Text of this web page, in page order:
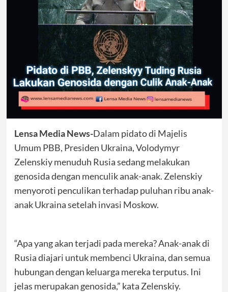
Lensa Media News-Dalam pidato di Majelis
Umum PBB, Presiden Ukraina, Volodymyr
Zelenskiy menuduh Rusia sedang melakukan
genosida dengan menculik anak-anak. Zelenskiy
menyoroti penculikan terhadap puluhan ribu anak-
anak Ukraina setelah invasi Moskow.
“Apa yang akan terjadi pada mereka? Anak-anak di
Rusia diajari untuk membenci Ukraina, dan semua
hubungan dengan keluarga mereka terputus. Ini
jelas merupakan genosida,” kata Zelenskiy.